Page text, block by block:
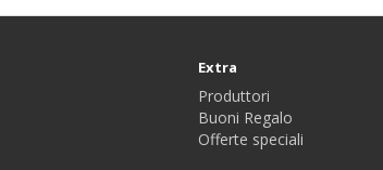
Extra
Produttori
Buoni Regalo
Offerte speciali